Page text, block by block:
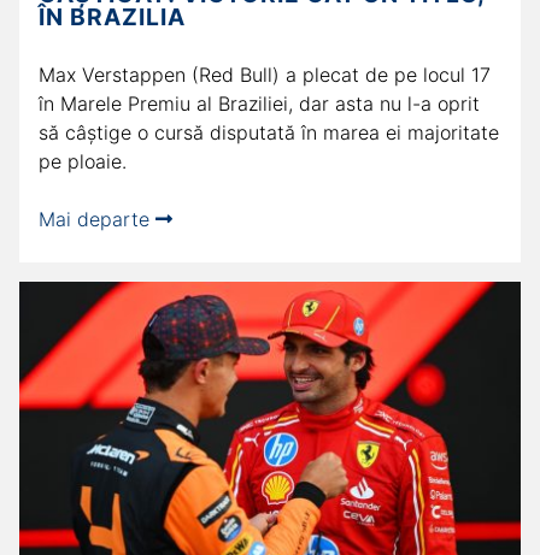
ÎN BRAZILIA
Max Verstappen (Red Bull) a plecat de pe locul 17
în Marele Premiu al Braziliei, dar asta nu l-a oprit
să câștige o cursă disputată în marea ei majoritate
pe ploaie.
Mai departe